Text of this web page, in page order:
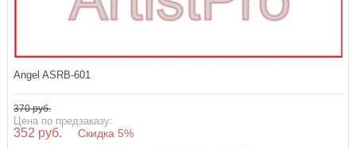
Angel ASRB-601
370 руб.
Цена по предзаказу:
352 руб. Скидка 5%